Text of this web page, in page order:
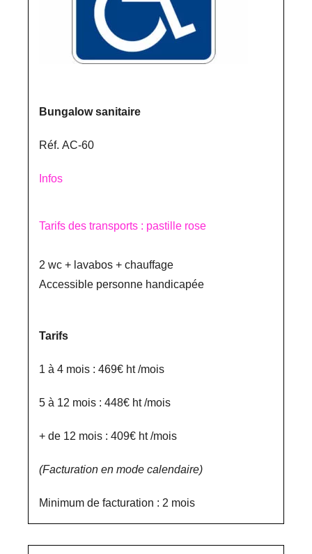
Bungalow sanitaire
Réf. AC-60
Infos
Tarifs des transports : pastille rose
2 wc + lavabos + chauffage
Accessible personne handicapée
Tarifs
1 à 4 mois : 469€ ht /mois
5 à 12 mois : 448€ ht /mois
+ de 12 mois : 409€ ht /mois
(Facturation en mode calendaire)
Minimum de facturation : 2 mois